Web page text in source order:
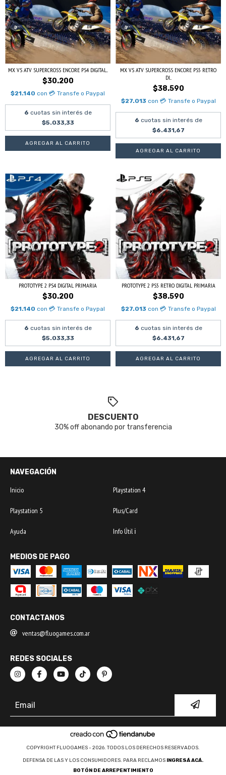
MX VS ATV SUPERCROSS ENCORE PS4 DIGITAL...
$30.200
$21.140 con 💳 Transfe o Paypal
6 cuotas sin interés de
$5.033,33
MX VS ATV SUPERCROSS ENCORE PS5 RETRO
DI...
$38.590
$27.013 con 💳 Transfe o Paypal
6 cuotas sin interés de
$6.431,67
PROTOTYPE 2 PS4 DIGITAL PRIMARIA
$30.200
$21.140 con 💳 Transfe o Paypal
6 cuotas sin interés de
$5.033,33
PROTOTYPE 2 PS5 RETRO DIGITAL PRIMARIA
$38.590
$27.013 con 💳 Transfe o Paypal
6 cuotas sin interés de
$6.431,67
DESCUENTO
30% off abonando por transferencia
NAVEGACIÓN
Inicio Playstation 4
Playstation 5 Plus/Card
Ayuda Info Útil ℹ️
MEDIOS DE PAGO
CONTACTANOS
ventas@fluogames.com.ar
REDES SOCIALES
COPYRIGHT FLUOGAMES - 2026. TODOS LOS DERECHOS RESERVADOS.
DEFENSA DE LAS Y LOS CONSUMIDORES. PARA RECLAMOS INGRESÁ ACÁ.
BOTÓN DE ARREPENTIMIENTO